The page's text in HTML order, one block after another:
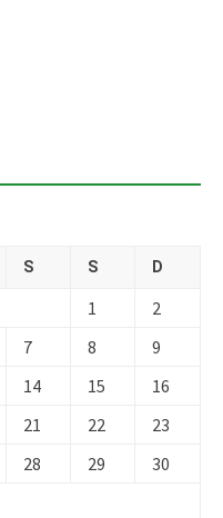
S S D
1
2
7 8
9
14 15
16
21 22
23
28 29
30